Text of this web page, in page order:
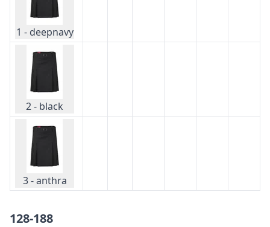
1 - deepnavy
2 - black
3 - anthra
128-188